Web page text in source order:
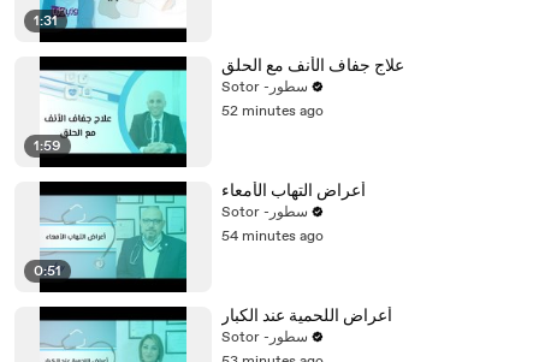
1:31
1:59
علاج جفاف الأنف مع الحلق
Sotor -سطور
52 minutes ago
0:51
أعراض التهاب الأمعاء
Sotor -سطور
54 minutes ago
أعراض اللحمية عند الكبار
Sotor -سطور